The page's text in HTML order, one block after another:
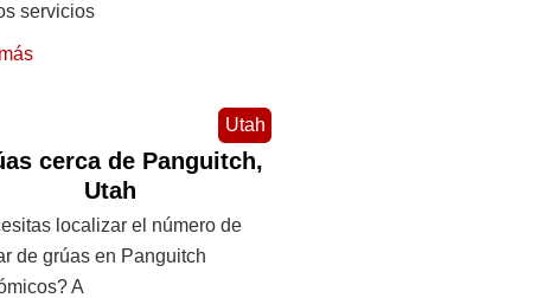
servicios
Utah
cerca de Panguitch,
Utah
localizar el número de
de grúas en Panguitch
A